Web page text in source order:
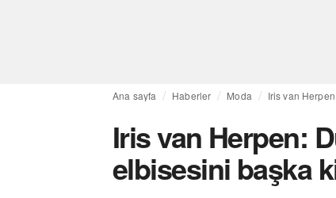
Ana sayfa Haberler Moda Iris van
Iris van Herpen:
elbisesini başka